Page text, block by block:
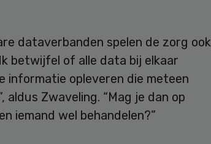
dataverbanden spelen de zorg ook
betwijfel of alle data bij elkaar
opleveren die meteen
aldus Zwaveling. “Mag je dan op
iemand wel behandelen?”